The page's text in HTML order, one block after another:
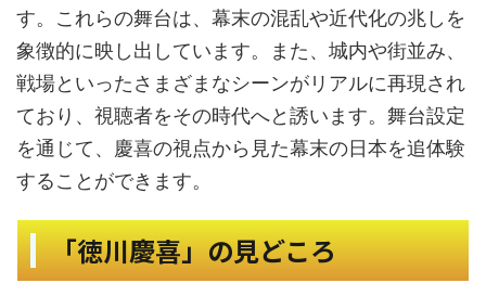
す。これらの舞台は、幕末の混乱や近代化の兆しを
象徴的に映し出しています。また、城内や街並み、
戦場といったさまざまなシーンがリアルに再現され
ており、視聴者をその時代へと誘います。舞台設定
を通じて、慶喜の視点から見た幕末の日本を追体験
することができます。
「徳川慶喜」の見どころ